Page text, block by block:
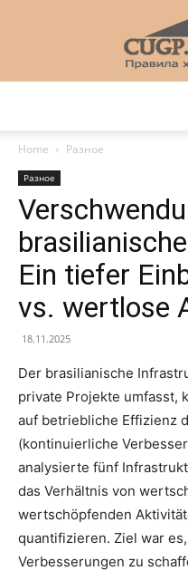
Home Разное
Разное
Ein tiefer
vs. wertlose
18.11.2025
Der brasilianische
private Projekte umfasst,
auf betriebliche Effizienz
(kontinuierliche
analysierte fünf
das Verhältnis von
wertschöpfenden
quantifizieren. Ziel war
Verbesserungen zu